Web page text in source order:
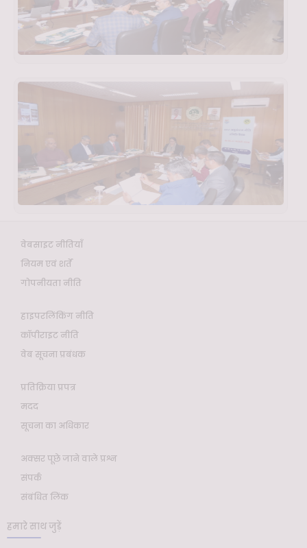
वेबसाइट नीतियाँ
नियम एवं शर्तें
गोपनीयता नीति
हाइपरलिंकिंग नीति
कॉपीराइट नीति
वेब सूचना प्रबंधक
प्रतिक्रिया प्रपत्र
मदद
सूचना का अधिकार
अक्सर पूछे जाने वाले प्रश्न
संपर्क
संबंधित लिंक
हमारे साथ जुड़ें